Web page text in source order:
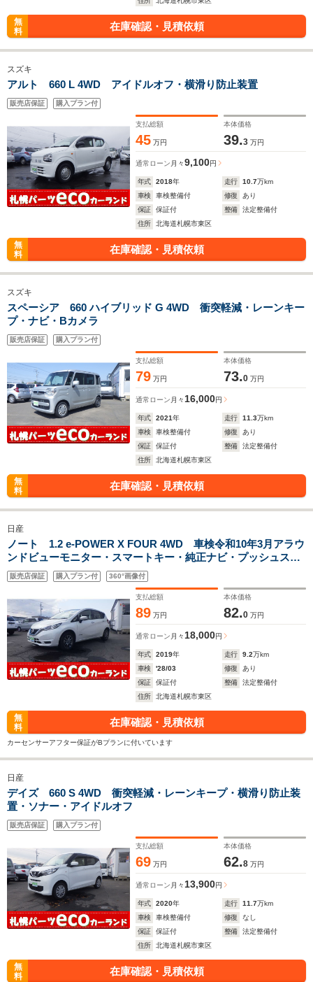
無
料
在庫確認・見積依頼
スズキ
アルト 660 L 4WD アイドルオフ・横滑り防止装置
販売店保証 購入プラン付
支払総額
45 万円
本体価格
39.3 万円
通常ローン 月々9,100円
年式 2018年 走行 10.7万km
車検
車検整備付 修復
あり
保証
保証付 整備
法定整備付
住所
北海道札幌市東区
無
料
在庫確認・見積依頼
スズキ
スペーシア 660 ハイブリッド G 4WD 衝突軽減・レーンキー
プ・ナビ・Bカメラ
販売店保証 購入プラン付
支払総額
79 万円
本体価格
73.0 万円
通常ローン 月々 16,000円
年式 2021年 走行 11.3万km
車検
車検整備付 修復
あり
保証
保証付 整備
法定整備付
住所
北海道札幌市東区
無
料
在庫確認・見積依頼
日産
ノート 1.2 e-POWER X FOUR 4WD 車検令和10年3月アラウ
ンドビューモニター・スマートキー・純正ナビ・プッシュスタ
ート・夏・冬タイヤ付き
販売店保証 購入プラン付 360°画像付
支払総額
89 万円
本体価格
82.0 万円
通常ローン 月々 18,000円
年式 2019年 走行 9.2万km
車検
'28/03 修復
あり
保証
保証付 整備
法定整備付
住所
北海道札幌市東区
無
料
在庫確認・見積依頼
カーセンサーアフター保証がBプランに付いています
日産
デイズ 660 S 4WD 衝突軽減・レーンキープ・横滑り防止装
置・ソナー・アイドルオフ
販売店保証 購入プラン付
支払総額
69 万円
本体価格
62.8 万円
通常ローン 月々 13,900円
年式 2020年 走行 11.7万km
車検
車検整備付 修復
なし
保証
保証付 整備
法定整備付
住所
北海道札幌市東区
無
料
在庫確認・見積依頼